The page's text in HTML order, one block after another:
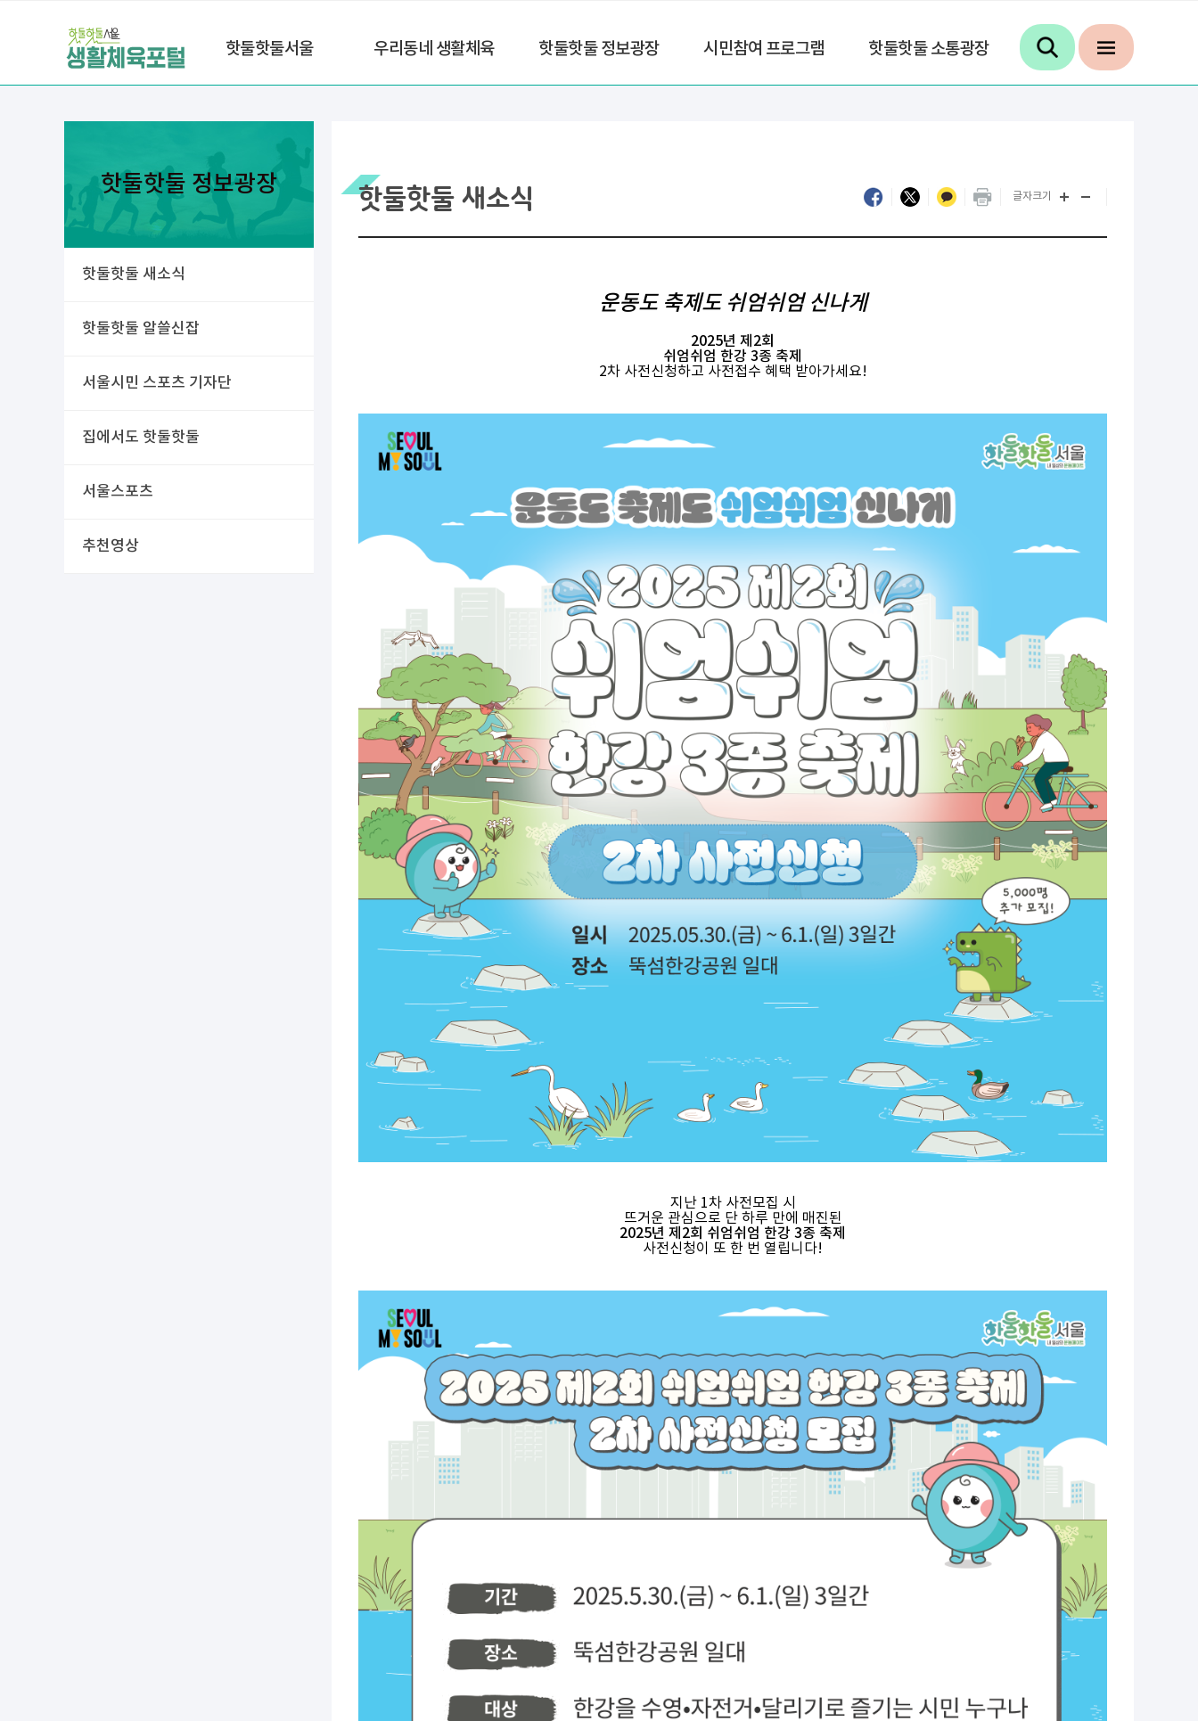
핫둘핫둘서울 우리동네 생활체육 핫둘핫둘 정보광장 시민참여 프로그램 핫둘핫둘 소통광장
핫둘핫둘 정보광장
핫둘핫둘 새소식
핫둘핫둘 알쓸신잡
서울시민 스포츠 기자단
집에서도 핫둘핫둘
서울스포츠
추천영상
핫둘핫둘 새소식 글자크기
운동도 축제도 쉬엄쉬엄 신나게
2025년 제2회
쉬엄쉬엄 한강 3종 축제
2차 사전신청하고 사전접수 혜택 받아가세요!
지난 1차 사전모집 시
뜨거운 관심으로 단 하루 만에 매진된
2025년 제2회 쉬엄쉬엄 한강 3종 축제
사전신청이 또 한 번 열립니다!